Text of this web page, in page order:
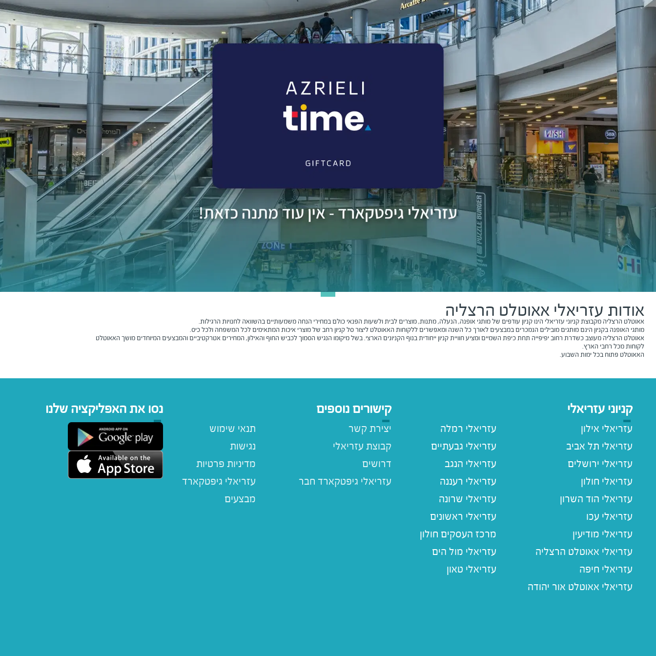
אודות עזריאלי אאוטלט הרצליה
אאוטלט הרצליה מקבוצת קניוני עזריאלי הינו קניון עודפים של מותגי אופנה, הנעלה, מתנות, מוצרים לבית ולשעות הפנאי כולם במחירי הנחה משמעותיים בהשוואה לחנויות הרגילות.
מותגי האופנה בקניון הינם מותגים מובילים הנמכרים במבצעים לאורך כל השנה ומאפשרים ללקוחות האאוטלט ליצור סל קניון רחב של מוצרי איכות המתאימים לכל המשפחה ולכל כיס.
אאוטלט הרצליה מעוצב כשדרת רחוב יפיפייה תחת כיפת השמיים ומציע חוויית קניון ייחודית בנוף הקניונים הארצי. בשל מיקומו הנגיש הסמוך לכביש החוף והאילון, המחירים אטרקטיביים והמבצעים המיוחדים מושך האאוטלט
לקוחות מכל רחבי הארץ.
האאוטלט פתוח בכל ימות השבוע.
קניוני עזריאלי
עזריאלי אילון
עזריאלי תל אביב
עזריאלי ירושלים
עזריאלי חולון
עזריאלי הוד השרון
עזריאלי עכו
עזריאלי מודיעין
עזריאלי אאוטלט הרצליה
עזריאלי חיפה
עזריאלי אאוטלט אור יהודה
עזריאלי רמלה
עזריאלי גבעתיים
עזריאלי הנגב
עזריאלי רעננה
עזריאלי שרונה
עזריאלי ראשונים
מרכז העסקים חולון
עזריאלי מול הים
עזריאלי טאון
קישורים נוספים
תנאי שימוש
נגישות
מדיניות פרטיות
עזריאלי גיפטקארד
מבצעים
יצירת קשר
קבוצת עזריאלי
דרושים
נסו את האפליקציה שלנו